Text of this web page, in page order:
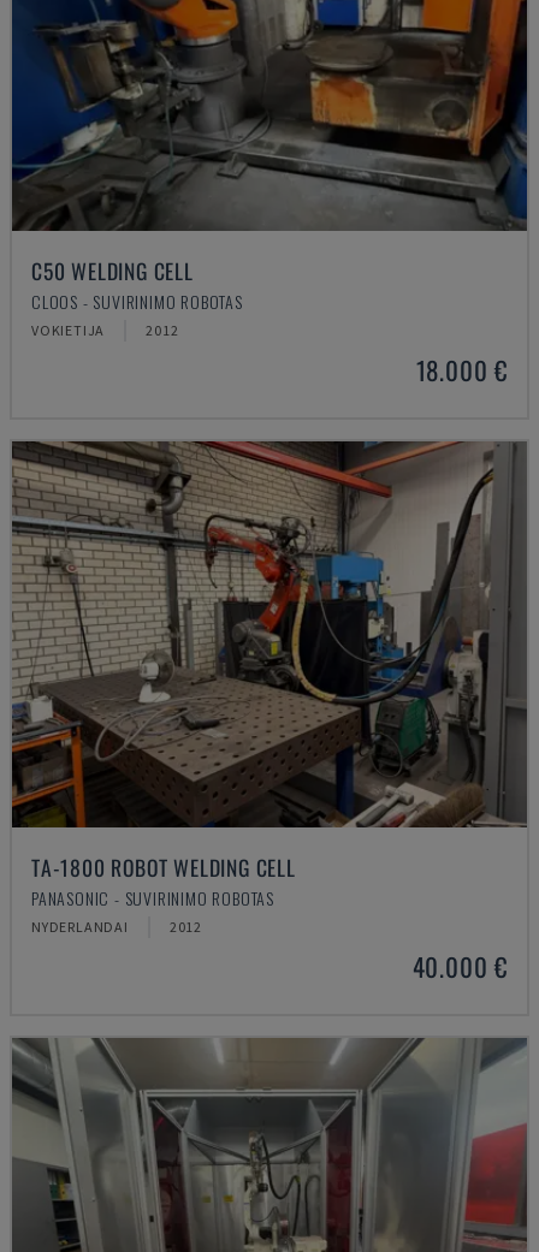
C50 WELDING CELL
CLOOS - SUVIRINIMO ROBOTAS
VOKIETIJA 2012
18.000 €
TA-1800 ROBOT WELDING CELL
PANASONIC - SUVIRINIMO ROBOTAS
NYDERLANDAI 2012
40.000 €